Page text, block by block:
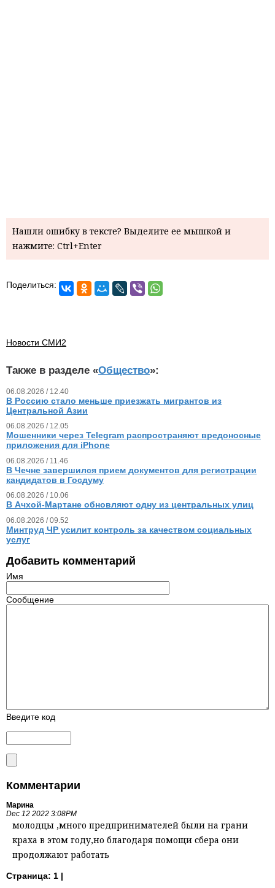
Нашли ошибку в тексте? Выделите ее мышкой и
нажмите: Ctrl+Enter
Поделиться:
Новости СМИ2
Также в разделе «Общество»:
06.08.2026 / 12.40
В Россию стало меньше приезжать мигрантов из
Центральной Азии
06.08.2026 / 12.05
Мошенники через Telegram распространяют вредоносные
приложения для iPhone
06.08.2026 / 11.46
В Чечне завершился прием документов для регистрации
кандидатов в Госдуму
06.08.2026 / 10.06
В Ачхой-Мартане обновляют одну из центральных улиц
06.08.2026 / 09.52
Минтруд ЧР усилит контроль за качеством социальных
услуг
Добавить комментарий
Имя
Сообщение
Введите код
Комментарии
Марина
Dec 12 2022 3:08PM
молодцы ,много предпринимателей были на грани
краха в этом году,но благодаря помощи сбера они
продолжают работать
Страница: 1 |